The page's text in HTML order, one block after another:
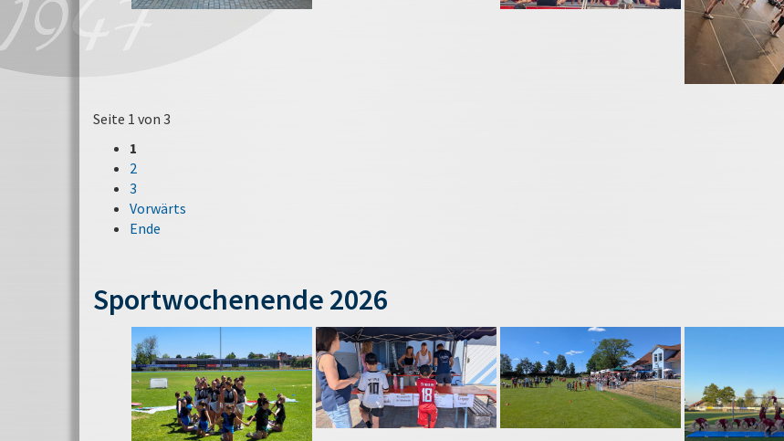
Seite 1 von 3
1
2
3
Vorwärts
Ende
Sportwochenende 2026